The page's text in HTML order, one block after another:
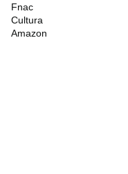
Fnac
Cultura
Amazon